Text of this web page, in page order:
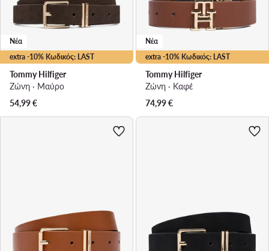
extra -10% Κωδικός: LAST
Νέα
Tommy Hilfiger
Ζώνη · Μαύρο
54,99€
extra -10% Κωδικός: LAST
Νέα
Tommy Hilfiger
Ζώνη · Καφέ
74,99€